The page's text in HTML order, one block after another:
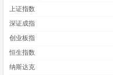
上证指数
深证成指
创业板指
恒生指数
纳斯达克